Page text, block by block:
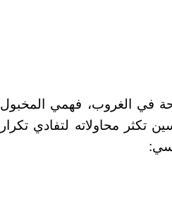
في الغروب، فهمي المخبول
محاولاته لتفادي تكرار